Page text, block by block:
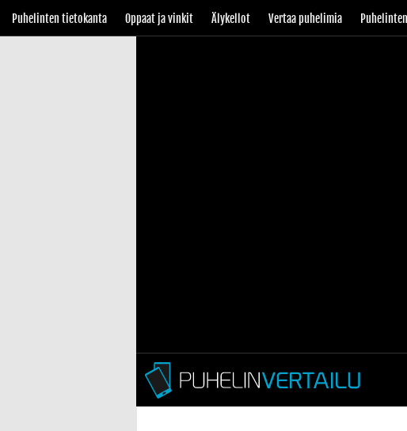
Puhelinten tietokanta Oppaat ja vinkit Älykellot Vertaa puhelimia